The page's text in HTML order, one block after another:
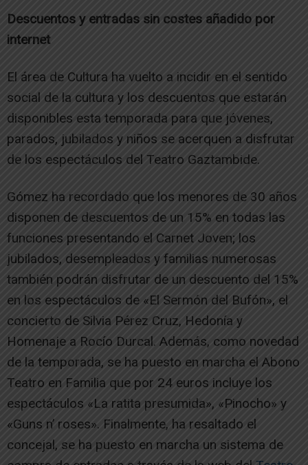
Descuentos y entradas sin costes añadido por
internet
El área de Cultura ha vuelto a incidir en el sentido
social de la cultura y los descuentos que estarán
disponibles esta temporada para que jóvenes,
parados, jubilados y niños se acerquen a disfrutar
de los espectáculos del Teatro Gaztambide.
Gómez ha recordado que los menores de 30 años
disponen de descuentos de un 15% en todas las
funciones presentando el Carnet Joven; los
jubilados, desempleados y familias numerosas
también podrán disfrutar de un descuento del 15%
en los espectáculos de «El Sermón del Bufón», el
concierto de Silvia Pérez Cruz, Hedonía y
Homenaje a Rocío Durcal. Además, como novedad
de la temporada, se ha puesto en marcha el Abono
Teatro en Familia que por 24 euros incluye los
espectáculos «La ratita presumida», «Pinocho» y
«Guns n’ roses». Finalmente, ha resaltado el
concejal, se ha puesto en marcha un sistema de